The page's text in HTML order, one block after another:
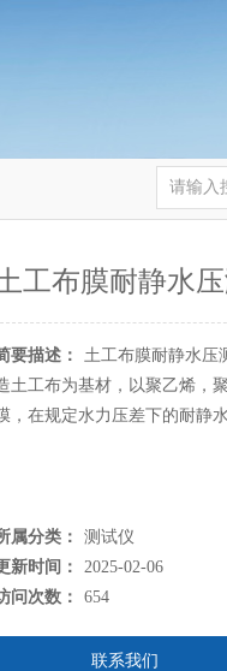
工布膜耐静水
要描述：
土工布膜耐静水压
土工布为基材，以聚乙烯，
，在规定水力压差下的耐静水
属分类：
测试仪
新时间：
2025-02-06
问次数：
654
联系我们